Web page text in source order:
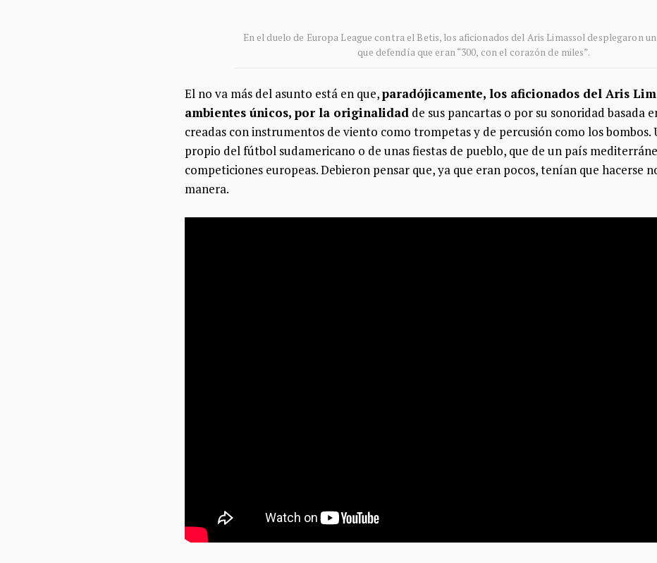
En el duelo de Europa League contra el Betis, los aficionados del Aris Limassol desplegaron
que defendía que eran “300, con el corazón de miles”.
El no va más del asunto está en que,paradójicamente, los aficionados del Aris
ambientes únicos, por la originalidad de sus pancartas o por su sonoridad basada
creadas con instrumentos de viento como trompetas y de percusión como los bombos.
propio del fútbol sudamericano o de unas fiestas de pueblo, que de un país
competiciones europeas. Debieron pensar que, ya que eran pocos, tenían que hacerse
manera.